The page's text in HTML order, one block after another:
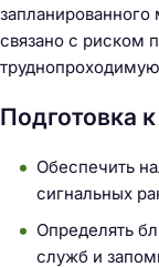
связано с риском
Подготовка
Обеспечить
сигнальных
Определять
служб и
Н
й